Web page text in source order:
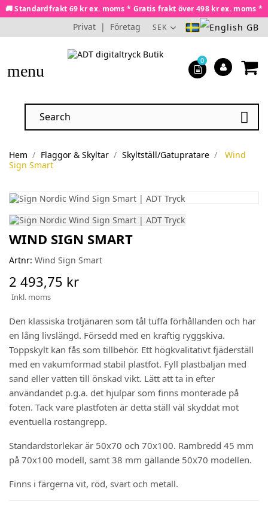
🚚 Standardfrakt 69 kr ex. moms * Gratis frakt över 498 kr ex. moms *
Privat | Företag SEK
menu

0
Hem Flaggor & Skyltar Skyltställ/Gatupratare
Wind
Sign Smart
WIND SIGN SMART
Artnr: Wind Sign Smart
2 493,75 kr
Inkl. moms
Den klassiska trotjänaren som tål tuffa förhållanden och har
en lång livslängd. Försedd med en kraftig ryggskiva.
Toppskylt kan fås som tillbehör. Ett högkvalitativt fjäderställ
med en vakumformad stabil plastfot. Fyll plastbaljan med
sand eller vatten till önskad vikt. Lätt att ta in efter
användandet p.g.a. det hjulpar som finns monterade på
foten. Tack vare plastfoten är detta ställ väl skyddat mot
eventuella rostangrepp.
Standardstorlekar är 50x70 och 70x100. Rambredd 45 mm
på 70x100 modell, samt 38 mm gällande 50x70 modellen.
Finns i färgerna vit, röd, svart och metall.